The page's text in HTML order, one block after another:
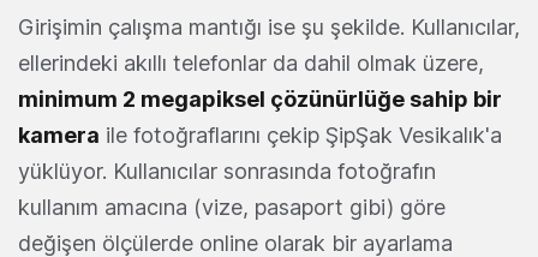
Girişimin çalışma mantığı ise şu şekilde. Kullanıcılar,
ellerindeki akıllı telefonlar da dahil olmak üzere,
minimum 2 megapiksel çözünürlüğe sahip bir
kamera ile fotoğraflarını çekip ŞipŞak Vesikalık'a
yüklüyor. Kullanıcılar sonrasında fotoğrafın
kullanım amacına (vize, pasaport gibi) göre
değişen ölçülerde online olarak bir ayarlama